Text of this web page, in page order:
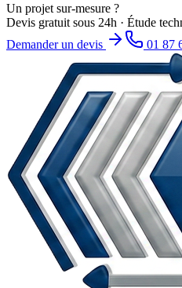
Un projet sur-mesure ?
Devis gratuit sous 24h · Étude
Demander un devis
01 87